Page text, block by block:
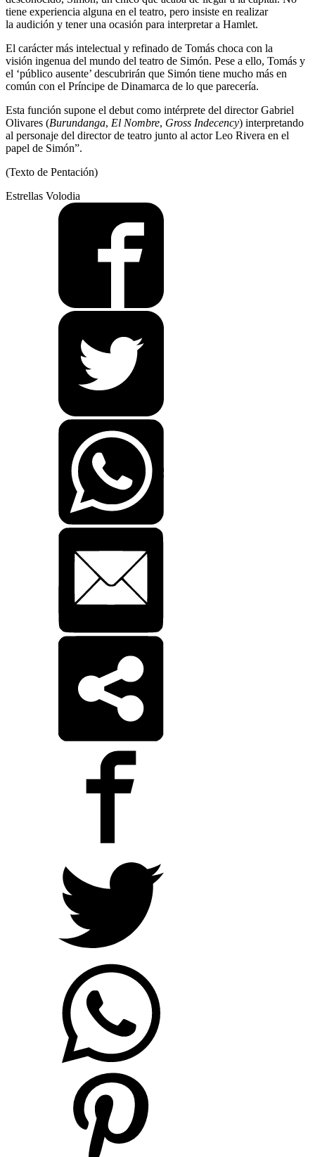
tiene experiencia alguna en el teatro, pero insiste en realizar
la audición y tener una ocasión para interpretar a Hamlet.
El carácter más intelectual y refinado de Tomás choca con la
visión ingenua del mundo del teatro de Simón. Pese a ello, Tomás y
el ‘público ausente’ descubrirán que Simón tiene mucho más en
común con el Príncipe de Dinamarca de lo que parecería.
Esta función supone el debut como intérprete del director Gabriel
Olivares (Burundanga, El Nombre, Gross Indecency) interpretando
al personaje del director de teatro junto al actor Leo Rivera en el
papel de Simón”.
(Texto de Pentación)
Estrellas Volodia